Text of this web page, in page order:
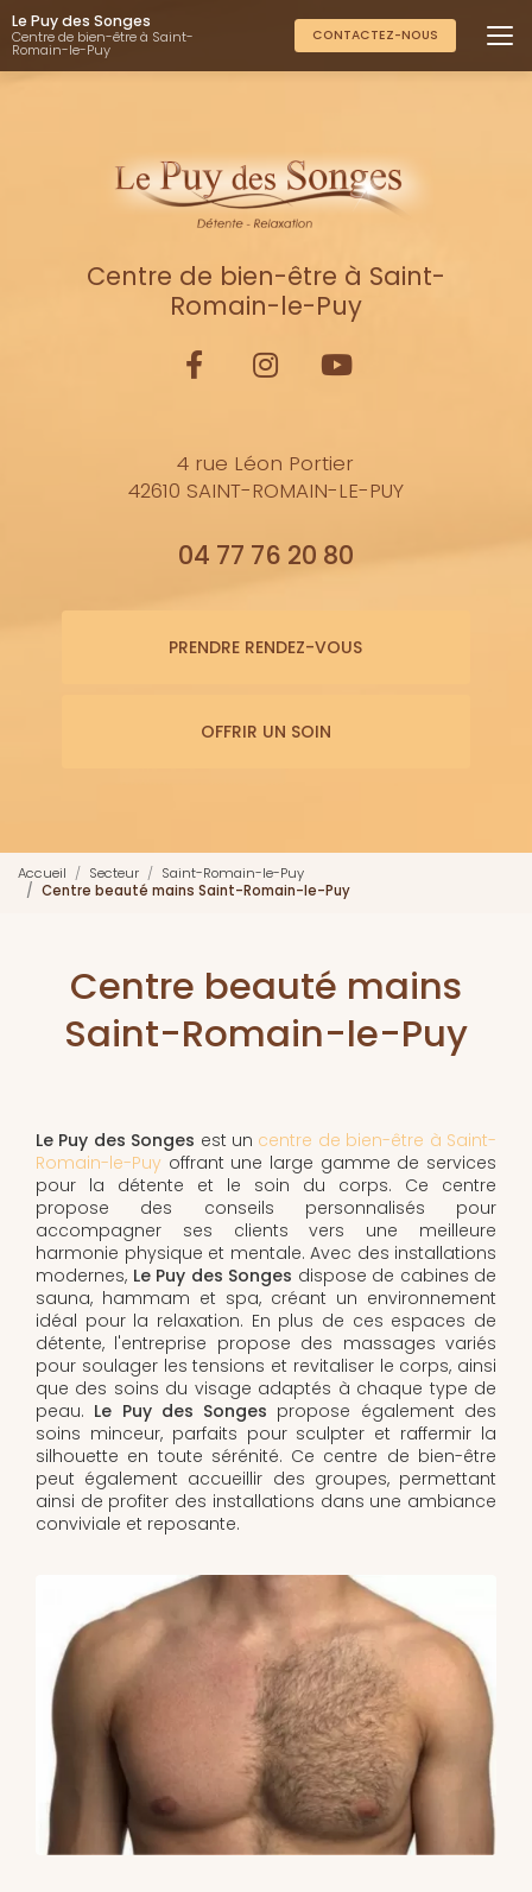
Aller
au
contenu
principal
Le Puy des Songes
Centre de bien-être à Saint-
Romain-le-Puy
CONTACTEZ-NOUS
Centre de bien-être à Saint-
Romain-le-Puy
4 rue Léon Portier
42610 SAINT-ROMAIN-LE-PUY
04 77 76 20 80
PRENDRE RENDEZ-VOUS
OFFRIR UN SOIN
Accueil Secteur
Saint-Romain-le-Puy
Centre beauté mains Saint-Romain-le-Puy
Centre beauté mains
Saint-Romain-le-Puy
Le Puy des Songes est un centre de bien-être à Saint-
Romain-le-Puy offrant une large gamme de services
pour la détente et le soin du corps. Ce centre
propose des conseils personnalisés pour
accompagner ses clients vers une meilleure
harmonie physique et mentale. Avec des installations
modernes, Le Puy des Songes dispose de cabines de
sauna, hammam et spa, créant un environnement
idéal pour la relaxation. En plus de ces espaces de
détente, l'entreprise propose des massages variés
pour soulager les tensions et revitaliser le corps, ainsi
que des soins du visage adaptés à chaque type de
peau. Le Puy des Songes propose également des
soins minceur, parfaits pour sculpter et raffermir la
silhouette en toute sérénité. Ce centre de bien-être
peut également accueillir des groupes, permettant
ainsi de profiter des installations dans une ambiance
conviviale et reposante.